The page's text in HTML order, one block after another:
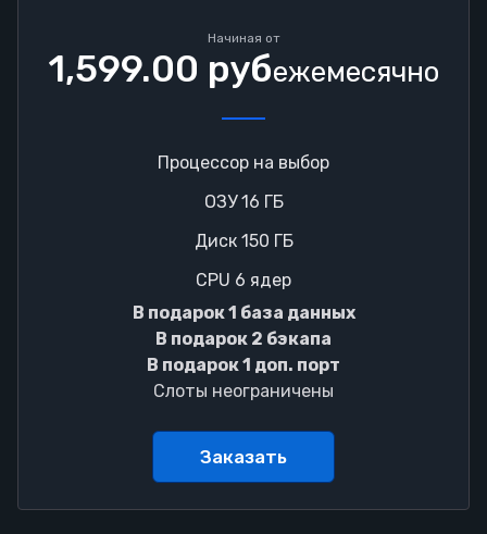
Начиная от
1,599.00 рубежемесячно
Процессор на выбор
ОЗУ 16 ГБ
Диск 150 ГБ
CPU 6 ядер
В подарок 1 база данных
В подарок 2 бэкапа
В подарок 1 доп. порт
Слоты неограничены
Заказать